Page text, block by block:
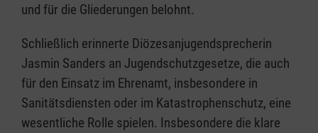
und für die Gliederungen belohnt.
Schließlich erinnerte Diözesanjugendsprecherin
Jasmin Sanders an Jugendschutzgesetze, die auch
für den Einsatz im Ehrenamt, insbesondere in
Sanitätsdiensten oder im Katastrophenschutz, eine
wesentliche Rolle spielen. Insbesondere die klare